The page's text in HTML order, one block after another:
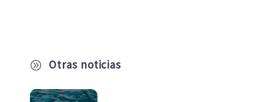
A Otras noticias